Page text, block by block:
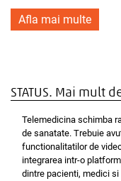
Afla mai multe
STATUS. Mai mult
Telemedicina schimba
de sanatate. Trebuie
functionalitatilor de
integrarea intr-o
dintre pacienti, medici